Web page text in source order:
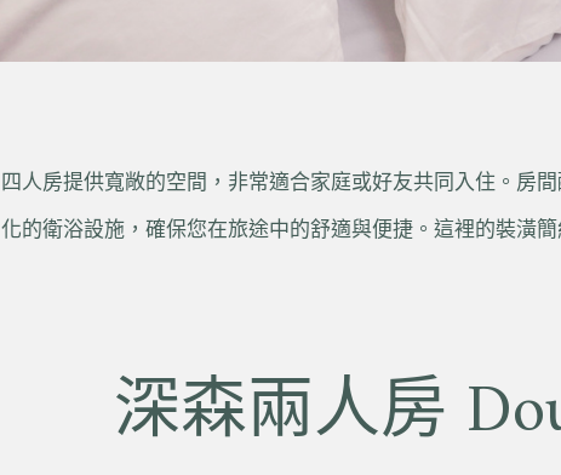
四人房提供寬敞的空間，非常適合家庭或好友共同入住。房
化的衛浴設施，確保您在旅途中的舒適與便捷。這裡的裝潢
深森兩人房